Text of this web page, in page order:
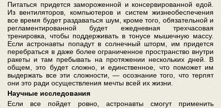
Питаться придется замороженной и консервированной едой.
Из вентиляторов, компьютеров и систем жизнеобеспечения
все время будет раздаваться шум, кроме того, обязательной и
регламентированной будет ежедневная трехчасовая
тренировка, чтобы поддерживать в тонусе мышечную массу.
Если астронавты попадут в солнечный шторм, им придется
перебраться в даже более ограниченное пространство внутри
ракеты и там пребывать на протяжении нескольких дней. В
общем, это будет сложно, и единственное, что поможет им
выдержать все эти сложности, — осознание того, что терпят
они это ради осуществления мечты всей их жизни.
Научные исследования
Если все пойдет ровно, астронавты смогут применить